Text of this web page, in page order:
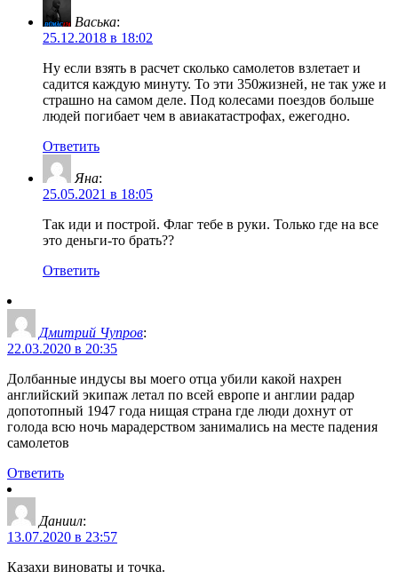
Васька:
25.12.2018 в 18:02
Ну если взять в расчет сколько самолетов взлетает и
садится каждую минуту. То эти 350жизней, не так уже и
страшно на самом деле. Под колесами поездов больше
людей погибает чем в авиакатастрофах, ежегодно.
Ответить
Яна:
25.05.2021 в 18:05
Так иди и построй. Флаг тебе в руки. Только где на все
это деньги-то брать??
Ответить
Дмитрий Чупров:
22.03.2020 в 20:35
Долбанные индусы вы моего отца убили какой нахрен
английский экипаж летал по всей европе и англии радар
допотопный 1947 года нищая страна где люди дохнут от
голода всю ночь марадерством занимались на месте падения
самолетов
Ответить
Даниил:
13.07.2020 в 23:57
Казахи виноваты и точка.